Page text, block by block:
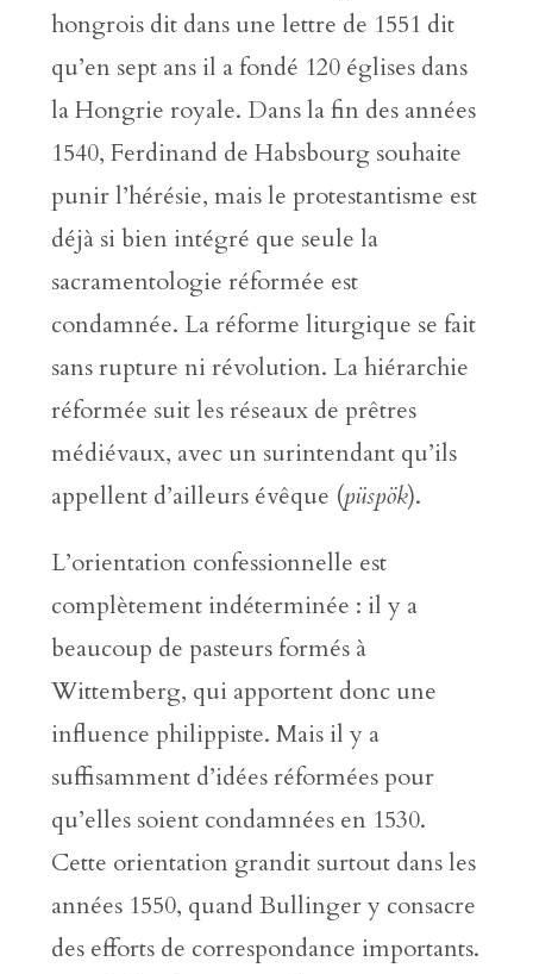
hongrois dit dans une lettre de 1551 dit
qu’en sept ans il a fondé 120 églises dans
la Hongrie royale. Dans la fin des années
1540, Ferdinand de Habsbourg souhaite
punir l’hérésie, mais le protestantisme est
déjà si bien intégré que seule la
sacramentologie réformée est
condamnée. La réforme liturgique se fait
sans rupture ni révolution. La hiérarchie
réformée suit les réseaux de prêtres
médiévaux, avec un surintendant qu’ils
appellent d’ailleurs évêque (püspök).
L’orientation confessionnelle est
complètement indéterminée : il y a
beaucoup de pasteurs formés à
Wittemberg, qui apportent donc une
influence philippiste. Mais il y a
suffisamment d’idées réformées pour
qu’elles soient condamnées en 1530.
Cette orientation grandit surtout dans les
années 1550, quand Bullinger y consacre
des efforts de correspondance importants.